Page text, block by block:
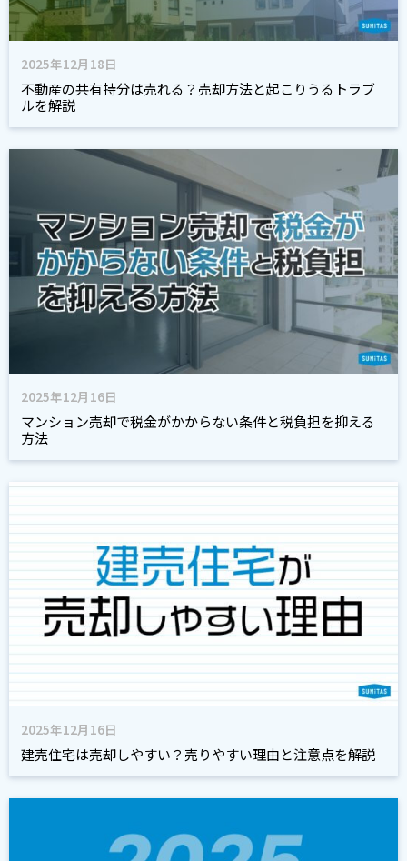
2025年12月18日
不動産の共有持分は売れる？売却方法と起こりうるトラブ
ルを解説
2025年12月16日
マンション売却で税金がかからない条件と税負担を抑える
方法
2025年12月16日
建売住宅は売却しやすい？売りやすい理由と注意点を解説